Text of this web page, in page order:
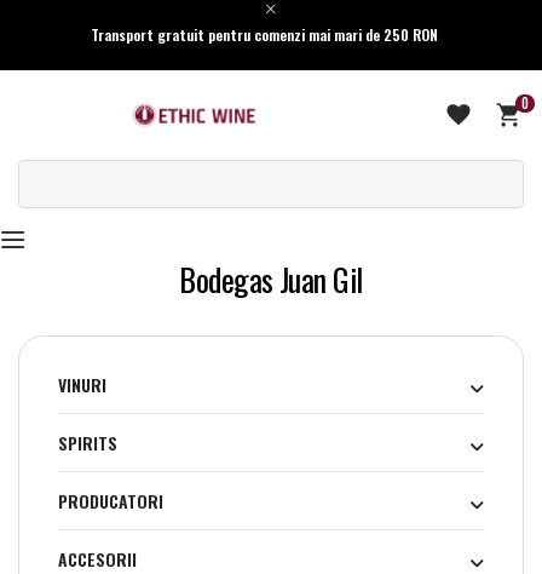
Transport gratuit pentru comenzi mai mari de 250 RON
0
Bodegas Juan Gil
VINURI
SPIRITS
PRODUCATORI
ACCESORII